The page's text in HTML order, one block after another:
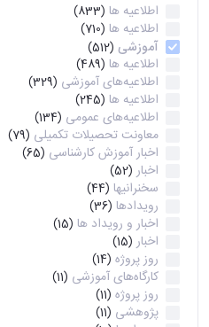
اطلاعیه ها (833)
اطلاعیه ها (710)
آموزشی (512)
اطلاعیه ها (489)
اطلاعیه‌های‌ آموزشی (329)
اطلاعیه ها (245)
اطلاعیه‌های عمومی (134)
معاونت تحصیلات تکمیلی (79)
اخبار آموزش کارشناسی (65)
اخبار (52)
سخنرانیها (44)
رویدادها (36)
اخبار و رویداد ها (15)
اخبار (15)
روز پروژه (14)
کارگاه‌های آموزشی (11)
روز پروژه (11)
پژوهشی (11)